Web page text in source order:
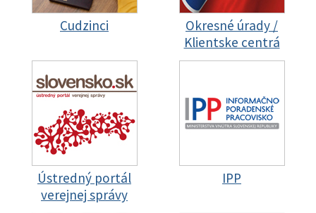
Cudzinci
Okresné úrady /
Klientske centrá
Ústredný portál
verejnej správy
IPP